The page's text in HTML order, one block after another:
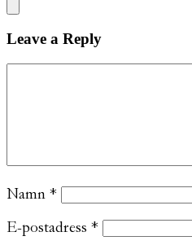
Leave a Reply
Namn *
E-postadress *